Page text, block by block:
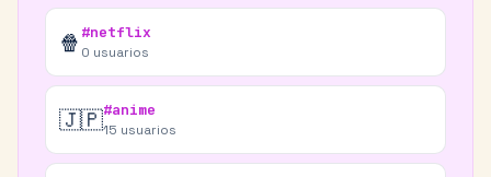
🍿 #netflix
0 usuarios
🇯🇵#anime
15 usuarios